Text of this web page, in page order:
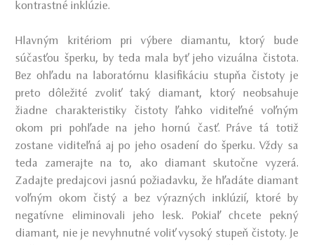
kontrastné inklúzie.
Hlavným kritériom pri výbere diamantu, ktorý bude
súčasťou šperku, by teda mala byť jeho vizuálna čistota.
Bez ohľadu na laboratórnu klasifikáciu stupňa čistoty je
preto dôležité zvoliť taký diamant, ktorý neobsahuje
žiadne charakteristiky čistoty ľahko viditeľné voľným
okom pri pohľade na jeho hornú časť. Práve tá totiž
zostane viditeľná aj po jeho osadení do šperku. Vždy sa
teda zamerajte na to, ako diamant skutočne vyzerá.
Zadajte predajcovi jasnú požiadavku, že hľadáte diamant
voľným okom čistý a bez výrazných inklúzií, ktoré by
negatívne eliminovali jeho lesk. Pokiaľ chcete pekný
diamant, nie je nevyhnutné voliť vysoký stupeň čistoty. Je